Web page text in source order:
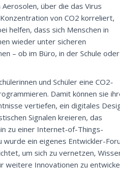
über die das Virus
von CO2 korreliert,
helfen, dass sich Menschen in
wieder unter sicheren
– ob im Büro, in der Schule oder
und Schüler eine CO2-
Damit können sie
vertiefen, ein digitales
Signalen kreieren, das
zu einer Internet-of-Things-
wurde ein eigenes Entwickler-
um sich zu vernetzen,
weitere Innovationen zu